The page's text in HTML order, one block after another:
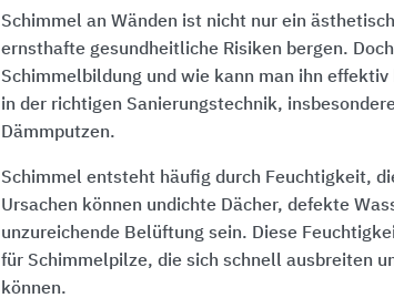
Schimmel an Wänden ist nicht nur ein
ernsthafte gesundheitliche Risiken bergen.
Schimmelbildung und wie kann man ihn
in der richtigen Sanierungstechnik,
Dämmputzen.
Schimmel entsteht häufig durch Feuchtigkeit,
Ursachen können undichte Dächer, defekte
unzureichende Belüftung sein. Diese
für Schimmelpilze, die sich schnell ausbreiten
können.